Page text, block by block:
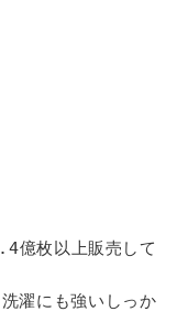
枚以上販売して
濯にも強いしっか